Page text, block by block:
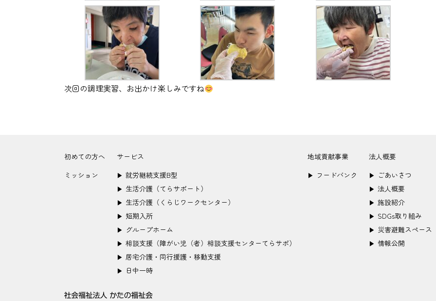
次回の調理実習、お出かけ楽しみですね
初めての方へ
ミッション
サービス
▶︎ 就労継続支援B型
▶︎ 生活介護（てらサポート）
▶︎ 生活介護（くらじワークセンター）
▶︎ 短期入所
▶︎ グループホーム
▶︎ 相談支援（障がい児（者）相談支援センターてらサポ）
▶︎ 居宅介護・同行援護・移動支援
▶︎ 日中一時
地域貢献事業
▶︎ フードバンク
法人概要
▶︎ ごあいさつ
▶︎ 法人概要
▶︎ 施設紹介
▶︎ SDGs取り組み
▶︎ 災害避難スペース
▶︎ 情報公開